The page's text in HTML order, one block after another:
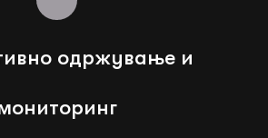
одржување и